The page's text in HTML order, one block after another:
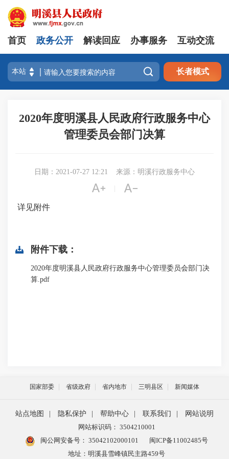
首页 政务公开 解读回应 办事服务 互动交流
 长者模式
2020年度明溪县人民政府行政服务中心
管理委员会部门决算
日期：2021-07-27 12:21 来源：明溪行政服务中心
 
详见附件
附件下载：
2020年度明溪县人民政府行政服务中心管理委员会部门决
算.pdf
国家部委 省级政府 省内地市 三明县区 新闻媒体
站点地图 隐私保护 帮助中心 联系我们
网站说明
网站标识码： 3504210001
闽公网安备号： 35042102000101
闽ICP备11002485号
地址：明溪县雪峰镇民主路459号